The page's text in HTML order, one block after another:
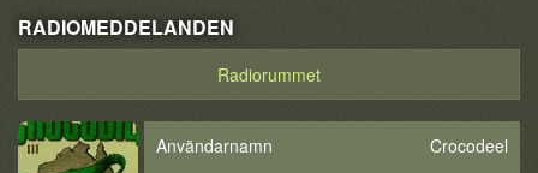
RADIOMEDDELANDEN
Radiorummet
Användarnamn
Crocodeel